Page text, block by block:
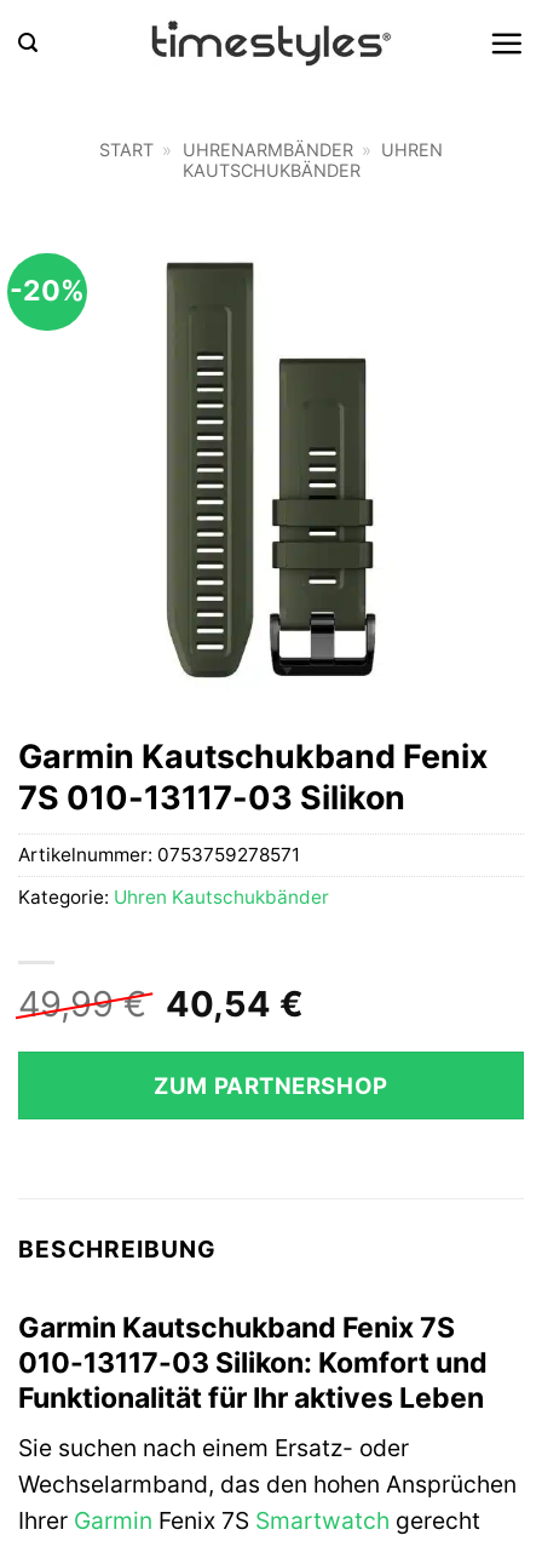
Inhalt
START » UHRENARMBÄNDER » UHREN
KAUTSCHUKBÄNDER
-20%
Garmin Kautschukband Fenix
7S 010-13117-03 Silikon
49,99€ Ursprünglicher
Preis
war:
49,99 €
40,54 €
ist:
40,54 €.
ZUM PARTNERSHOP
Artikelnummer: 0753759278571
Kategorie: Uhren Kautschukbänder
BESCHREIBUNG
Garmin Kautschukband Fenix 7S
010-13117-03 Silikon: Komfort und
Funktionalität für Ihr aktives Leben
Sie suchen nach einem Ersatz- oder
Wechselarmband, das den hohen Ansprüchen
Ihrer Garmin Fenix 7S Smartwatch gerecht